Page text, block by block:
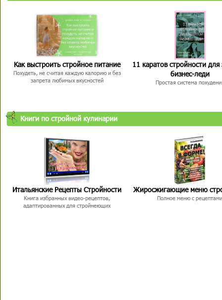
Как выстроить стройное питание
Похудеть, не считая каждую калорию и без
запрета любимых вкусностей
11 каратов стройности для
бизнес-леди
Простая система
Книги по стройной кулинарии
Итальянские Рецепты Стройности
Книга избранных видео-рецептов,
адаптированных для стройнеющих
Жиросжигающие меню
Полное меню с рецептами